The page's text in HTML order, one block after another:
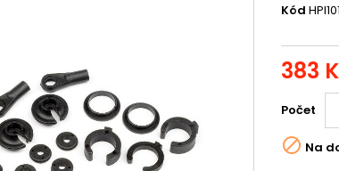
Kód
383
Počet
 Na